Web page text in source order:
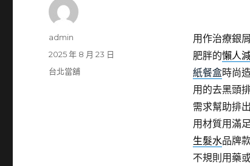
用作治療銀
肥胖的懶人
紙餐盒時尚
用的去黑頭
需求幫助排
用材質用滿
生髮水品牌
不規則用藥
作
admin
發
佈
2025 年 8 月 23 日
分
台北當舖